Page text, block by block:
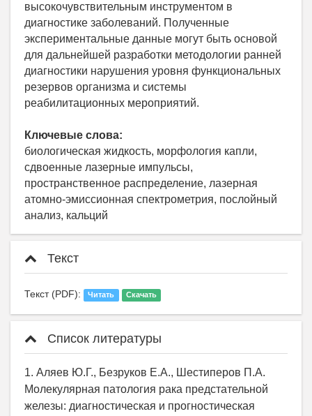
высокочувствительным инструментом в
диагностике заболеваний. Полученные
экспериментальные данные могут быть основой
для дальнейшей разработки методологии ранней
диагностики нарушения уровня функциональных
резервов организма и системы
реабилитационных мероприятий.
Ключевые слова:
биологическая жидкость, морфология капли,
сдвоенные лазерные импульсы,
пространственное распределение, лазерная
атомно-эмиссионная спектрометрия, послойный
анализ, кальций
Текст
Текст (PDF): Читать Скачать
Список литературы
1. Аляев Ю.Г., Безруков Е.А., Шестиперов П.А.
Молекулярная патология рака предстательной
железы: диагностическая и прогностическая